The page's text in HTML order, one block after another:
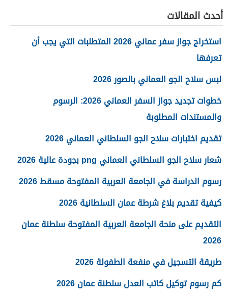
أحدث المقالات
استخراج جواز سفر عماني 2026 المتطلبات التي يجب أن
تعرفها
لبس سلاح الجو العماني بالصور 2026
خطوات تجديد جواز السفر العماني 2026: الرسوم
والمستندات المطلوبة
تقديم اختبارات سلاح الجو السلطاني العماني 2026
شعار سلاح الجو السلطاني العماني png بجودة عالية 2026
رسوم الدراسة في الجامعة العربية المفتوحة مسقط 2026
كيفية تقديم بلاغ شرطة عمان السلطانية 2026
التقديم على منحة الجامعة العربية المفتوحة سلطنة عمان
2026
طريقة التسجيل في منفعة الطفولة 2026
كم رسوم توكيل كاتب العدل سلطنة عمان 2026